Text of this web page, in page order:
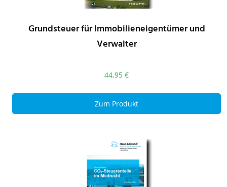
Grundsteuer für Immobilieneigentümer und
Verwalter
44,95 €
Zum Produkt